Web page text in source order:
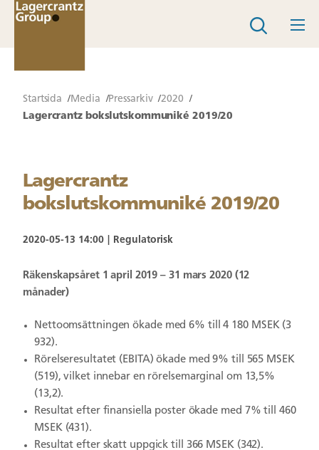
Startsida Media Pressarkiv
2020
Lagercrantz bokslutskommuniké 2019/20
Lagercrantz
bokslutskommuniké 2019/20
2020-05-13 14:00 Regulatorisk
Räkenskapsåret 1 april 2019 – 31 mars 2020 (12
månader)
Nettoomsättningen ökade med 6% till 4 180 MSEK (3
932).
Rörelseresultatet (EBITA) ökade med 9% till 565 MSEK
(519), vilket innebar en rörelsemarginal om 13,5%
(13,2).
Resultat efter finansiella poster ökade med 7% till 460
MSEK (431).
Resultat efter skatt uppgick till 366 MSEK (342).